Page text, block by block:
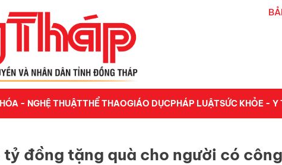
- NGHỆ THUẬTTHỂ THAOGIÁO DỤCPHÁP LUẬTSỨC KHỎE - Y
tỷ đồng tặng quà cho người có